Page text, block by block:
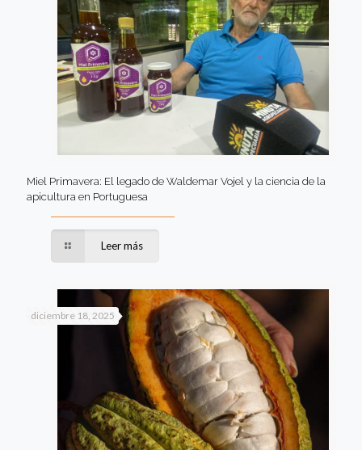
Miel Primavera: El legado de Waldemar Vojel y la ciencia de la
apicultura en Portuguesa
Leer más
diciembre 18, 2025